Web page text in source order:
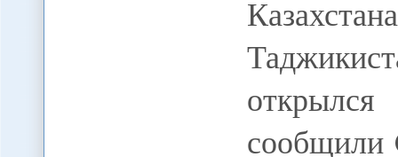
сообщили